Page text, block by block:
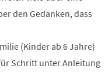
den Gedanken, dass
(Kinder ab 6 Jahre)
Schritt unter Anleitung